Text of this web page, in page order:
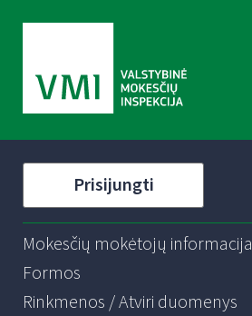
Prisijungti
Mokesčių mokėtojų informacija
Formos
Rinkmenos / Atviri duomenys